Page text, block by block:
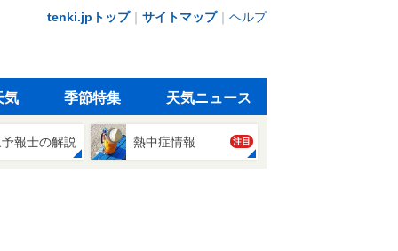
tenki.jpトップ｜ サイトマップ｜ ヘルプ
気 季節特集 天気ニュース
報士の解説 熱中症情報 注目